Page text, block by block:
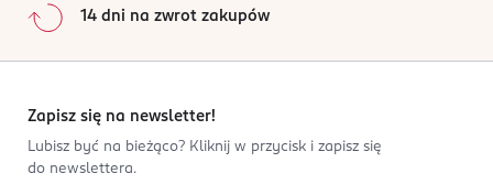
14 dni na zwrot zakupów
Zapisz się na newsletter!
Lubisz być na bieżąco? Kliknij w przycisk i zapisz się
do newslettera.